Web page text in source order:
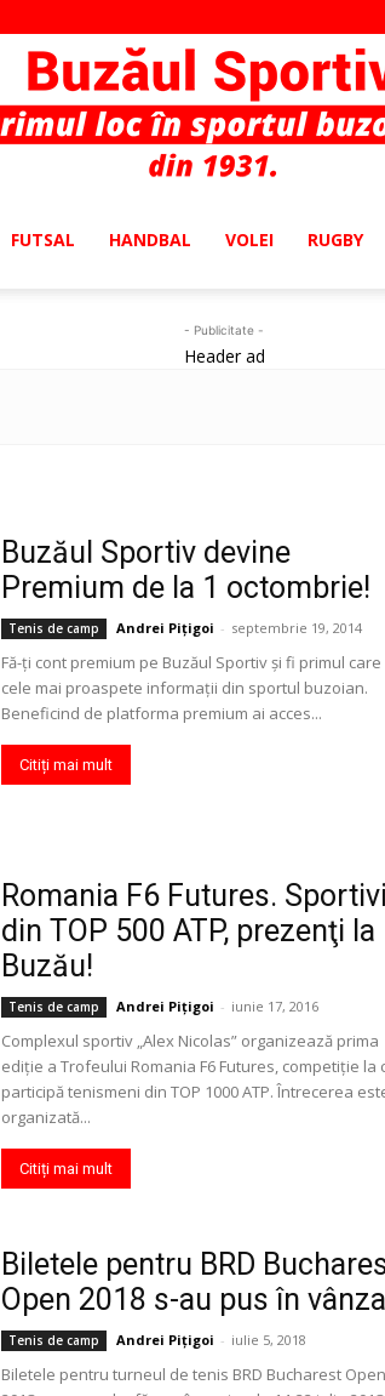
FUTSAL HANDBAL VOLEI RUGBY
- Publicitate -
Header ad
Buzăul Sportiv devine
Premium de la 1 octombrie!
Tenis de camp Andrei Pițigoi - septembrie 19, 2014
Fă-ţi cont premium pe Buzăul Sportiv şi fi primul
cele mai proaspete informaţii din sportul buzoian.
Beneficind de platforma premium ai acces...
Citiți mai mult
Romania F6 Futures. Sportivi
din TOP 500 ATP, prezenţi la
Buzău!
Tenis de camp Andrei Pițigoi - iunie 17, 2016
Complexul sportiv „Alex Nicolas” organizează prima
ediţie a Trofeului Romania F6 Futures, competiţie la
participă tenismeni din TOP 1000 ATP. Întrecerea
organizată...
Citiți mai mult
Biletele pentru BRD
Open 2018 s-au pus în
Tenis de camp Andrei Pițigoi - iulie 5, 2018
Biletele pentru turneul de tenis BRD Bucharest Open